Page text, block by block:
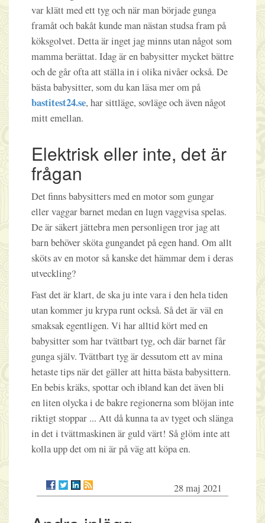
var klätt med ett tyg och när man började gunga
framåt och bakåt kunde man nästan studsa fram på
köksgolvet. Detta är inget jag minns utan något som
mamma berättat. Idag är en babysitter mycket bättre
och de går ofta att ställa in i olika nivåer också. De
bästa babysitter, som du kan läsa mer om på
bastitest24.se, har sittläge, sovläge och även något
mitt emellan.
Elektrisk eller inte, det är
frågan
Det finns babysitters med en motor som gungar
eller vaggar barnet medan en lugn vaggvisa spelas.
De är säkert jättebra men personligen tror jag att
barn behöver sköta gungandet på egen hand. Om allt
sköts av en motor så kanske det hämmar dem i deras
utveckling?
Fast det är klart, de ska ju inte vara i den hela tiden
utan kommer ju krypa runt också. Så det är väl en
smaksak egentligen. Vi har alltid kört med en
babysitter som har tvättbart tyg, och där barnet får
gunga själv. Tvättbart tyg är dessutom ett av mina
hetaste tips när det gäller att hitta bästa babysittern.
En bebis kräks, spottar och ibland kan det även bli
en liten olycka i de bakre regionerna som blöjan inte
riktigt stoppar ... Att då kunna ta av tyget och slänga
in det i tvättmaskinen är guld värt! Så glöm inte att
kolla upp det om ni är på väg att köpa en.
28 maj 2021